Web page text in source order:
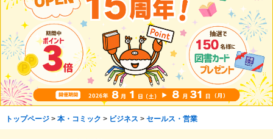
トップページ> 本・コミック > ビジネス > セールス・営業